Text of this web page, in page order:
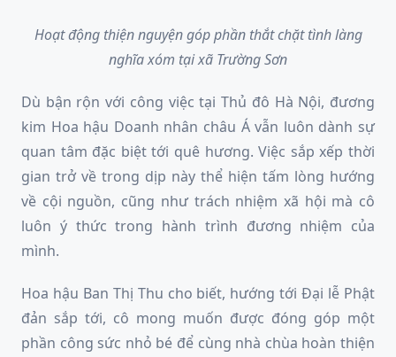
Hoạt động thiện nguyện góp phần thắt chặt tình làng
nghĩa xóm tại xã Trường Sơn
Dù bận rộn với công việc tại Thủ đô Hà Nội, đương
kim Hoa hậu Doanh nhân châu Á vẫn luôn dành sự
quan tâm đặc biệt tới quê hương. Việc sắp xếp thời
gian trở về trong dịp này thể hiện tấm lòng hướng
về cội nguồn, cũng như trách nhiệm xã hội mà cô
luôn ý thức trong hành trình đương nhiệm của
mình.
Hoa hậu Ban Thị Thu cho biết, hướng tới Đại lễ Phật
đản sắp tới, cô mong muốn được đóng góp một
phần công sức nhỏ bé để cùng nhà chùa hoàn thiện